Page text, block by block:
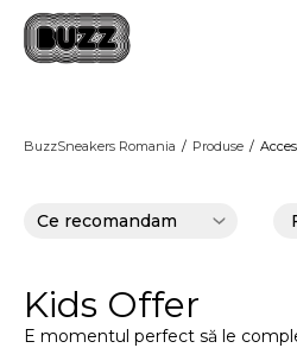
3 rate fără dobândă fără
BuzzSneakers Romania Produse
Kids Offer
E momentul perfect să le